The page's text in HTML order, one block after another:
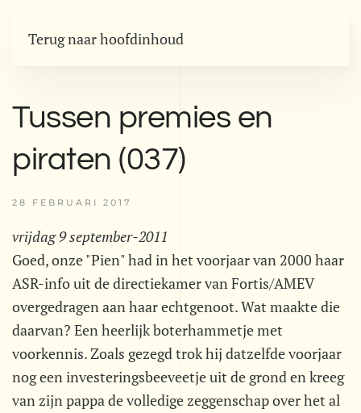
Terug naar hoofdinhoud
Tussen premies en
piraten (037)
28 FEBRUARI 2017
vrijdag 9 september-2011
Goed, onze "Pien" had in het voorjaar van 2000 haar
ASR-info uit de directiekamer van Fortis/AMEV
overgedragen aan haar echtgenoot. Wat maakte die
daarvan? Een heerlijk boterhammetje met
voorkennis. Zoals gezegd trok hij datzelfde voorjaar
nog een investeringsbeeveetje uit de grond en kreeg
van zijn pappa de volledige zeggenschap over het al